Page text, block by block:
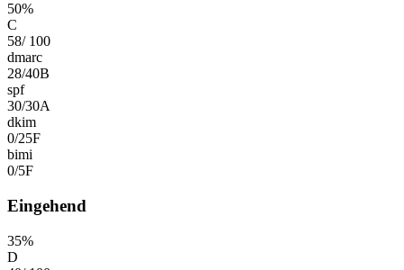
50%
C
58/ 100
dmarc
28/40B
spf
30/30A
dkim
0/25F
bimi
0/5F
Eingehend
35%
D